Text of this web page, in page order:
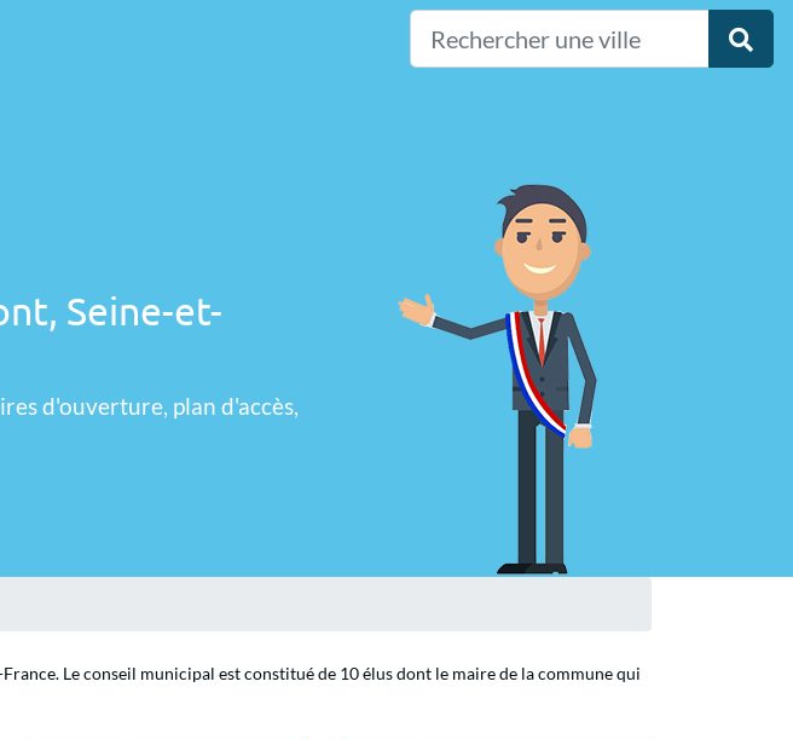
Seine-et-
d'ouverture, plan d'accès,
Le conseil municipal est constitué de 10 élus dont le maire de la commune qui